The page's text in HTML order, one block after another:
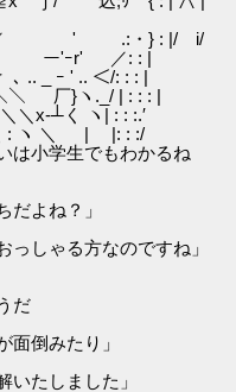
' .:・} : |/ i/
'ｰr' ／: : |
' .. ＜/: : : |
ヽ._/ | : : : |
く ヽ| : : :.′
| |: : :/
小学生でもわかるね
だよね？」
しゃる方なのですね」
だ
倒みたり」
たしました」